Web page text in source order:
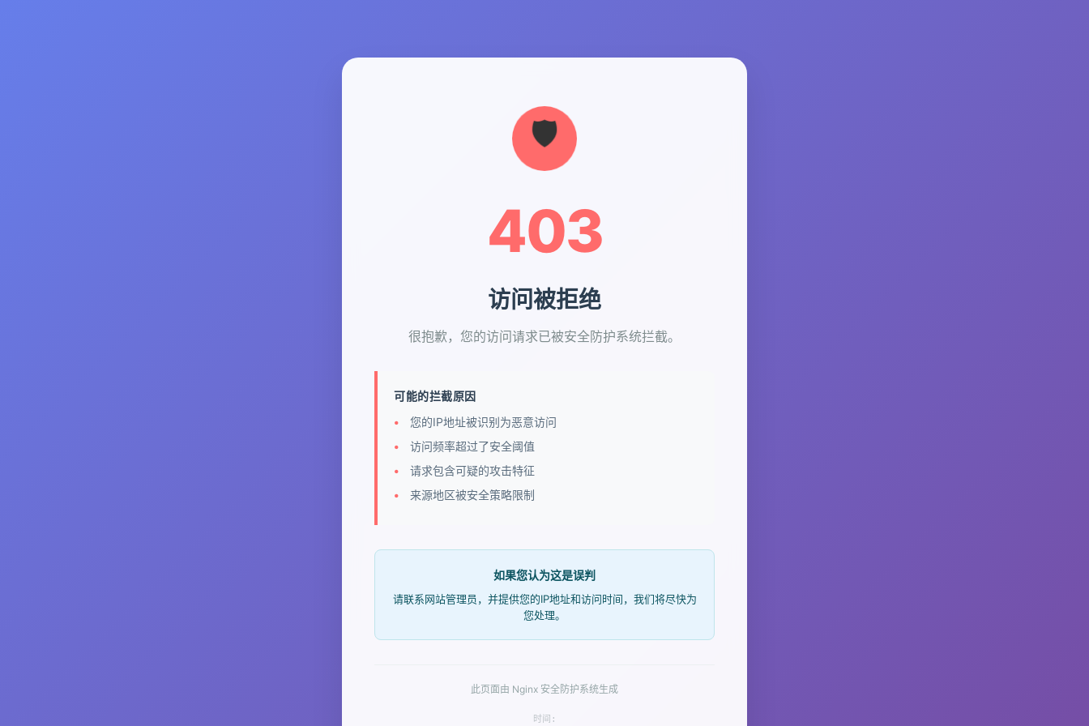
403
访问被拒绝
很抱歉，您的访问请求已被安全防护系统拦截。
可能的拦截原因
您的IP地址被识别为恶意访问
访问频率超过了安全阈值
请求包含可疑的攻击特征
来源地区被安全策略限制
如果您认为这是误判
请联系网站管理员，并提供您的IP地址和访问时间，我们将尽快为
您处理。
此页面由 Nginx 安全防护系统生成
时间: